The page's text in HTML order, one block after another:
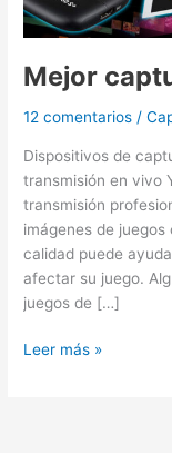
Mejor
12 comentarios /
Dispositivos de
transmisión en vivo
transmisión
imágenes de
calidad puede
afectar su juego.
juegos de […]
Leer más »